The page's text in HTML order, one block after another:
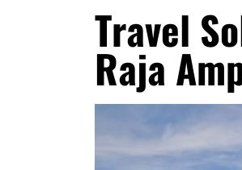
Travel
Raja